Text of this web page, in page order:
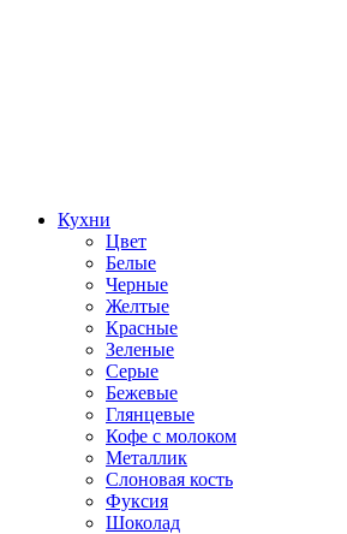
Кухни
Цвет
Белые
Черные
Желтые
Красные
Зеленые
Серые
Бежевые
Глянцевые
Кофе с молоком
Металлик
Слоновая кость
Фуксия
Шоколад